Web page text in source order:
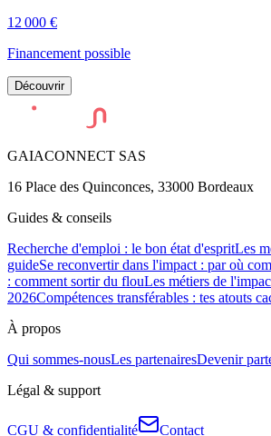
12 000 €
Financement possible
Découvrir
GAIACONNECT SAS
16 Place des Quinconces, 33000 Bordeaux
Guides & conseils
Recherche d'emploi : le bon état d'espritLes
guideSe reconvertir dans l'impact : par où
: comment sortir du flouLes métiers de
2026Compétences transférables : tes atouts
À propos
Qui sommes-nousLes partenairesDevenir
Légal & support
CGU & confidentialité Contact